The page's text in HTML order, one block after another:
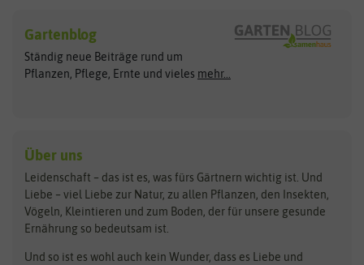
Exotische Samen
Gemüsesamen
Gründünger
Kräutersamen
Obstsamen
Pilzbrut
Rasensamen
Steckzwiebeln
Zimmer & Kübelpflanzen
Arche Noah
ASB Greenworld
Benary
Bingenheimer Saatgut
BioBalu
Bionana
BIOWOL
Clever Pots
COMPO
Dürr-Samen
elho
Feldsaaten Freudenberger
Gartenblog
Ständig neue Beiträge rund um
Pflanzen, Pflege, Ernte und vieles mehr...
Über uns
Leidenschaft – das ist es, was fürs Gärtnern wichtig ist. Und
Liebe – viel Liebe zur Natur, zu allen Pflanzen, den Insekten,
Vögeln, Kleintieren und zum Boden, der für unsere gesunde
Ernährung so bedeutsam ist.
Und so ist es wohl auch kein Wunder, dass es Liebe und